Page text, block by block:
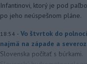
Infantinovi, ktorý je pod
po jeho neúspešnom pláne.
18:54 - Vo štvrtok do
najmä na západe a
Slovenska počítať s búrkami.